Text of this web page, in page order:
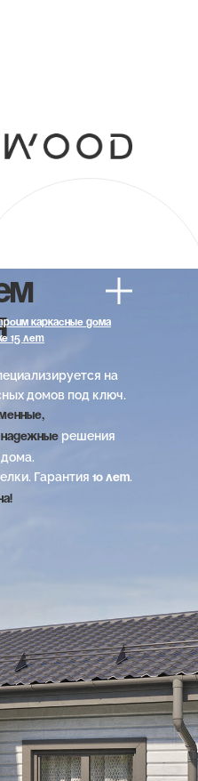
каркасные дома
15 лет
на
домов под ключ.
решения
Гарантия 10 лет.